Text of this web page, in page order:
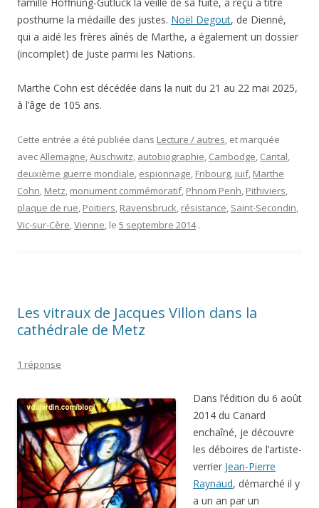
posthume la médaille des justes. Noël Degout, de Dienné,
qui a aidé les frères aînés de Marthe, a également un dossier
(incomplet) de Juste parmi les Nations.
Marthe Cohn est décédée dans la nuit du 21 au 22 mai 2025,
à l’âge de 105 ans.
Cette entrée a été publiée dans Lecture / autres, et marquée
avecAllemagne,Auschwitz, autobiographie, Cambodge, Cantal,
deuxième guerre mondiale, espionnage, Fribourg, juif, Marthe
Cohn, Metz, monument commémoratif, Phnom Penh, Pithiviers,
plaque de rue, Poitiers, Ravensbruck, résistance, Saint-Secondin,
Vic-sur-Cère,Vienne, le 5 septembre 2014 .
Les vitraux de Jacques Villon dans la
cathédrale de Metz
1 réponse
Dans l’édition du 6 août
2014 du Canard
enchaîné, je découvre
les déboires de l’artiste-
verrier Jean-Pierre
Raynaud, démarché il y
a un an par un